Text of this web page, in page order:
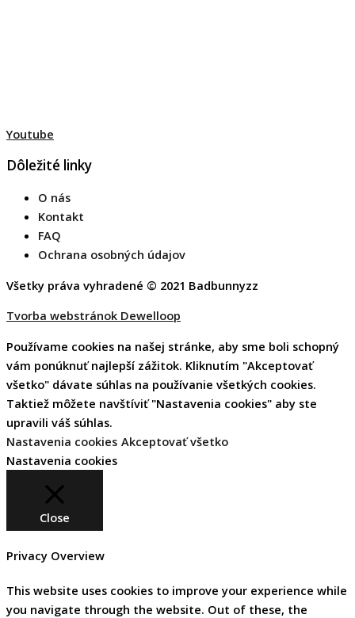
Youtube
Dôležité linky
O nás
Kontakt
FAQ
Ochrana osobných údajov
Všetky práva vyhradené © 2021 Badbunnyzz
Tvorba webstránok Dewelloop
Používame cookies na našej stránke, aby sme boli schopný
vám ponúknuť najlepší zážitok. Kliknutím "Akceptovať
všetko" dávate súhlas na používanie všetkých cookies.
Taktiež môžete navštíviť "Nastavenia cookies" aby ste
upravili váš súhlas.
Nastavenia cookies Akceptovať všetko
Nastavenia cookies
Close
Privacy Overview
This website uses cookies to improve your experience while
you navigate through the website. Out of these, the